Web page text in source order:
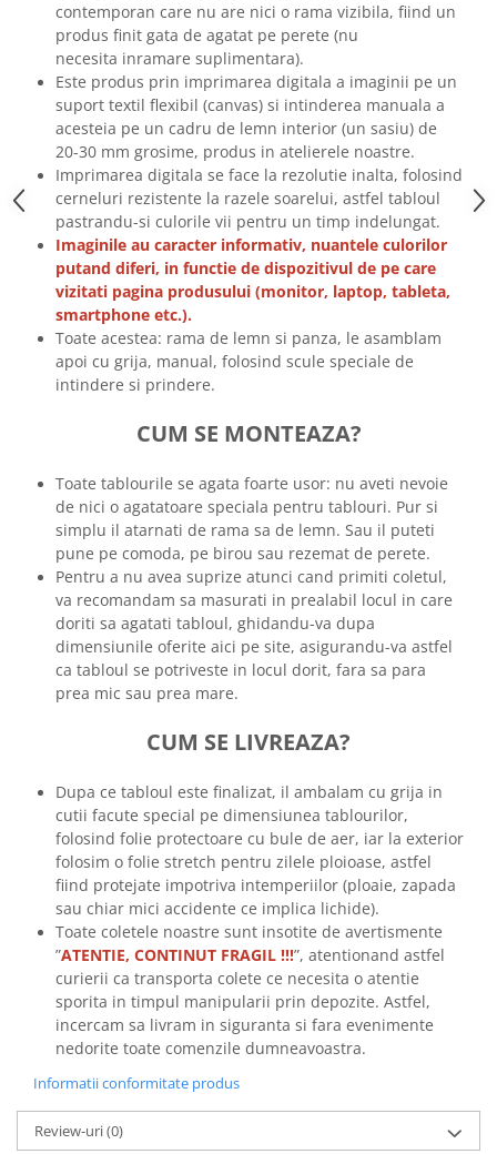
Tricouri biciclisti MTB
Tricouri biciclisti BMX
Tricouri biciclisti downhill
Tricouri skateboard
Tricouri sport/fitness
Tricouri fitness/sala de forta
Tricouri yoga
contemporan care nu are nici o rama vizibila, fiind un
produs finit gata de agatat pe perete (nu
necesita inramare suplimentara).
Este produs prin imprimarea digitala a imaginii pe un
suport textil flexibil (canvas) si intinderea manuala a
acesteia pe un cadru de lemn interior (un sasiu) de
20-30 mm grosime, produs in atelierele noastre.
Imprimarea digitala se face la rezolutie inalta, folosind
cerneluri rezistente la razele soarelui, astfel tabloul
pastrandu-si culorile vii pentru un timp indelungat.
Imaginile au caracter informativ, nuantele culorilor
putand diferi, in functie de dispozitivul de pe care
vizitati pagina produsului (monitor, laptop, tableta,
smartphone etc.).
Toate acestea: rama de lemn si panza, le asamblam
apoi cu grija, manual, folosind scule speciale de
intindere si prindere.
CUM SE MONTEAZA?
Toate tablourile se agata foarte usor: nu aveti nevoie
de nici o agatatoare speciala pentru tablouri. Pur si
simplu il atarnati de rama sa de lemn. Sau il puteti
pune pe comoda, pe birou sau rezemat de perete.
Pentru a nu avea suprize atunci cand primiti coletul,
va recomandam sa masurati in prealabil locul in care
doriti sa agatati tabloul, ghidandu-va dupa
dimensiunile oferite aici pe site, asigurandu-va astfel
ca tabloul se potriveste in locul dorit, fara sa para
prea mic sau prea mare.
CUM SE LIVREAZA?
Dupa ce tabloul este finalizat, il ambalam cu grija in
cutii facute special pe dimensiunea tablourilor,
folosind folie protectoare cu bule de aer, iar la exterior
folosim o folie stretch pentru zilele ploioase, astfel
fiind protejate impotriva intemperiilor (ploaie, zapada
sau chiar mici accidente ce implica lichide).
Toate coletele noastre sunt insotite de avertismente
”ATENTIE, CONTINUT FRAGIL !!!”, atentionand astfel
curierii ca transporta colete ce necesita o atentie
sporita in timpul manipularii prin depozite. Astfel,
incercam sa livram in siguranta si fara evenimente
nedorite toate comenzile dumneavoastra.
Informatii conformitate produs
Review-uri(0)